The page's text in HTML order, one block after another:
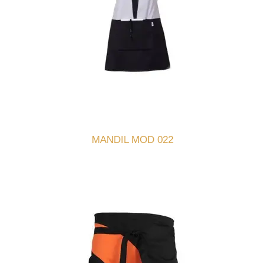
MANDIL MOD 022